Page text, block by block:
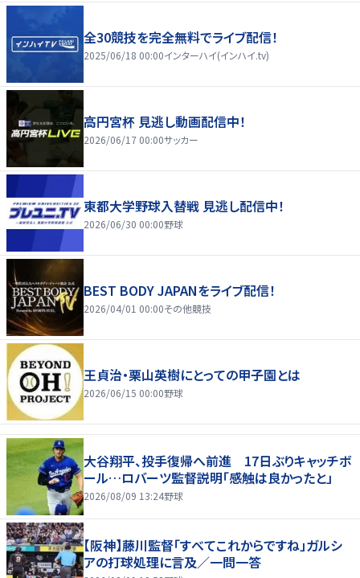
全30競技を完全無料でライブ配信！
2025/06/18 00:00インターハイ(インハイ.tv)
高円宮杯 見逃し動画配信中！
2026/06/17 00:00サッカー
東都大学野球入替戦 見逃し配信中！
2026/06/30 00:00野球
BEST BODY JAPANをライブ配信！
2026/04/01 00:00その他競技
王貞治・栗山英樹にとっての甲子園とは
2026/06/15 00:00野球
大谷翔平、投手復帰へ前進 17日ぶりキャッチボ
ール…ロバーツ監督説明「感触は良かったと」
2026/08/09 13:24野球
【阪神】藤川監督「すべてこれからですね」ガルシ
アの打球処理に言及／一問一答